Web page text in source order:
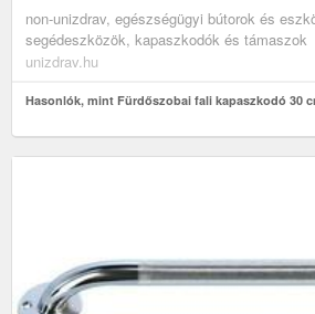
non-unizdrav, egészségügyi bútorok és
segédeszközök, kapaszkodók és támaszok
unizdrav.hu
Hasonlók, mint Fürdőszobai fali kapaszkodó 30